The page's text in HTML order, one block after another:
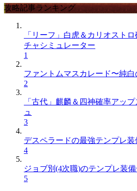
攻略記事ランキング
「リーフ」白虎＆カリオスト
チャシミュレーター
1
ファントムマスカレード〜純
2
「古代」麒麟＆四神確率アッ
ュ
3
デスペラードの最強テンプレ装
4
ジョブ別(4次職)のテンプレ装
5